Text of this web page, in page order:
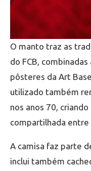
O manto traz as
do FCB,
pôsteres da Art
utilizado também
nos anos 70,
compartilhada
A camisa faz parte
inclui também